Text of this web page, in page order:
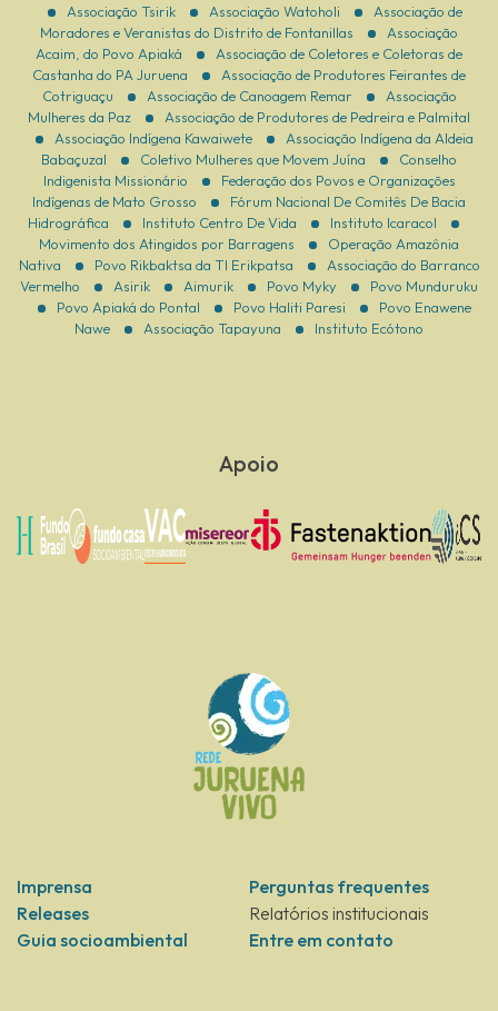
Associação Tsirik Associação Watoholi
Associação de
Moradores e Veranistas do Distrito de Fontanillas
Associação
Acaim, do Povo Apiaká
Associação de Coletores e Coletoras de
Castanha do PA Juruena
Associação de Produtores Feirantes de
Cotriguaçu
Associação de Canoagem Remar
Associação
Mulheres da Paz
Associação de Produtores de Pedreira e Palmital
Associação Indígena Kawaiwete
Associação Indígena da Aldeia
Babaçuzal
Coletivo Mulheres que Movem Juína
Conselho
Indigenista Missionário
Federação dos Povos e Organizações
Indígenas de Mato Grosso
Fórum Nacional De Comitês De Bacia
Hidrográfica
Instituto Centro De Vida
Instituto Icaracol
Movimento dos Atingidos por Barragens
Operação Amazônia
Nativa
Povo Rikbaktsa da TI Erikpatsa
Associação do Barranco
Vermelho
Asirik Aimurik Povo Myky
Povo Munduruku
Povo Apiaká do Pontal
Povo Haliti Paresi
Povo Enawene
Nawe
Associação Tapayuna Instituto Ecótono
Apoio
Imprensa
Releases
Guia socioambiental
Perguntas frequentes
Relatórios institucionais
Entre em contato